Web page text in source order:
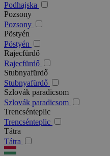
Podhajska
Pozsony
Pozsony
Pöstyén
Pöstyén
Rajecfürdő
Rajecfürdő
Stubnyafürdő
Stubnyafürdő
Szlovák paradicsom
Szlovák paradicsom
Trencsénteplic
Trencsénteplic
Tátra
Tátra